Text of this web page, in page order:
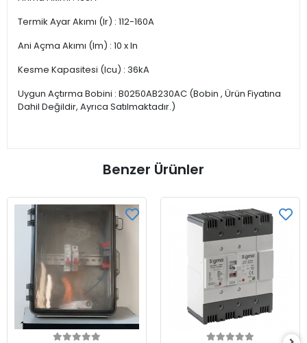
Termik Ayar Akımı (lr) : 112-160A
Ani Açma Akımı (lm) : 10 x ln
Kesme Kapasitesi (lcu) : 36kA
Uygun Açtırma Bobini : B0250AB230AC (Bobin , Ürün Fiyatına
Dahil Değildir, Ayrıca Satılmaktadır.)
Benzer Ürünler